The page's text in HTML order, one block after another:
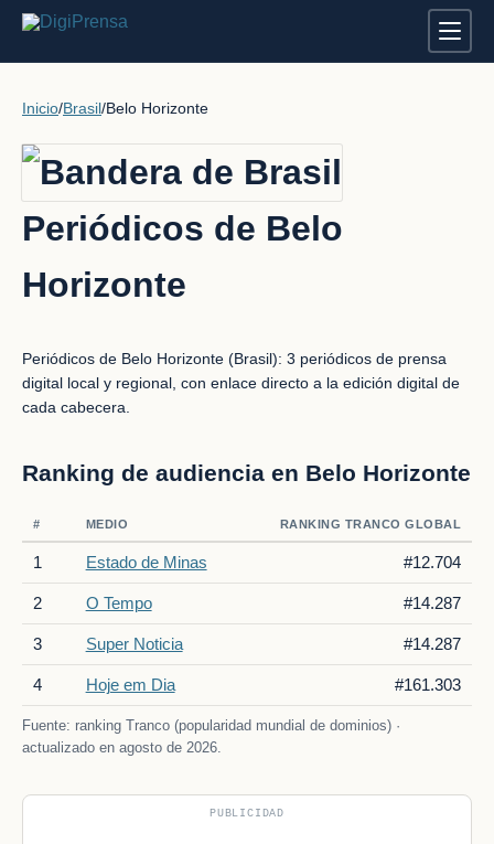
Inicio/Brasil/Belo Horizonte
Periódicos de Belo
Horizonte
Periódicos de Belo Horizonte (Brasil): 3 periódicos de prensa
digital local y regional, con enlace directo a la edición digital de
cada cabecera.
Ranking de audiencia en Belo Horizonte
# MEDIO RANKING TRANCO GLOBAL
1 Estado de Minas #12.704
2 O Tempo #14.287
3 Super Noticia #14.287
4 Hoje em Dia #161.303
Fuente: ranking Tranco (popularidad mundial de dominios) ·
actualizado en agosto de 2026.
PUBLICIDAD